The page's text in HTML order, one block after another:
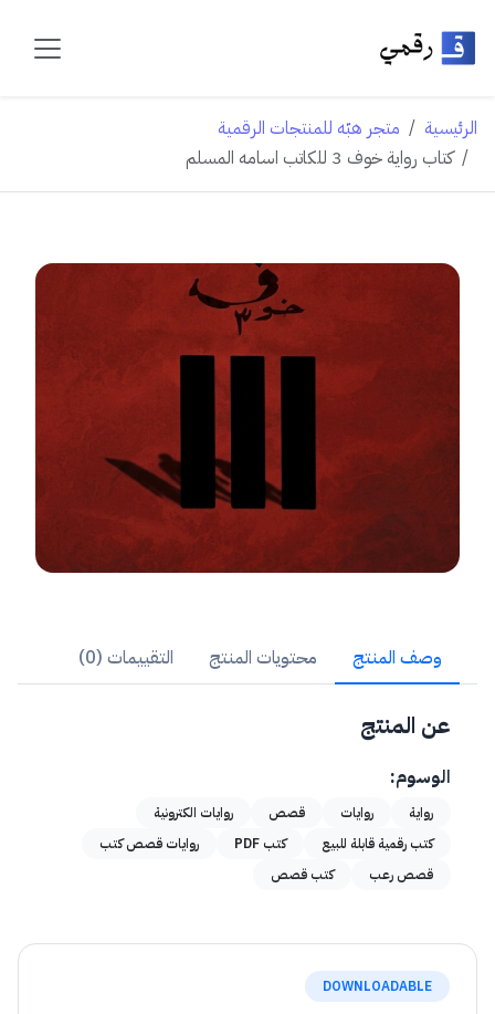
الرئيسية
متجر هبّه للمنتجات الرقمية
كتاب رواية خوف 3 للكاتب اسامه المسلم
وصف المنتج محتويات المنتج التقييمات (0)
عن المنتج
الوسوم:
رواية روايات قصص
روايات الكترونية
كتب رقمية قابلة للبيع
كتب PDF
روايات قصص كتب
قصص رعب
كتب قصص
DOWNLOADABLE